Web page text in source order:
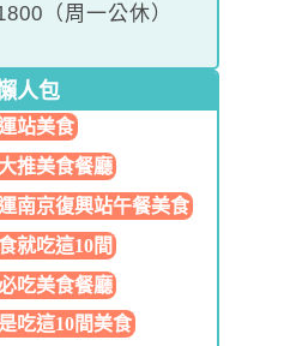
（周一公休）
人包
站美食
推美食餐廳
南京復興站午餐美食
就吃這10間
吃美食餐廳
吃這10間美食